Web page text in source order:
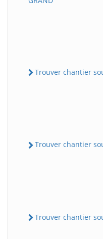
Trouver chantier
Trouver chantier
Trouver chantier